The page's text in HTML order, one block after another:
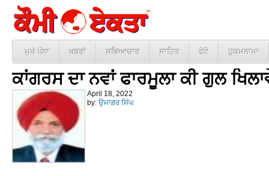
ਮੁਖੱ ਪੰਨਾ ਖ਼ਬਰਾਂ ਸਭਿਆਚਾਰ ਸਾਹਿਤ ਫੋਟੋ ਹੁਕਮਨਾਮਾ
ਕਾਂਗਰਸ ਦਾ ਨਵਾਂ ਫਾਰਮੂਲਾ ਕੀ ਗੁਲ
April 18, 2022
by: ਉਜਾਗਰ ਸਿੰਘ